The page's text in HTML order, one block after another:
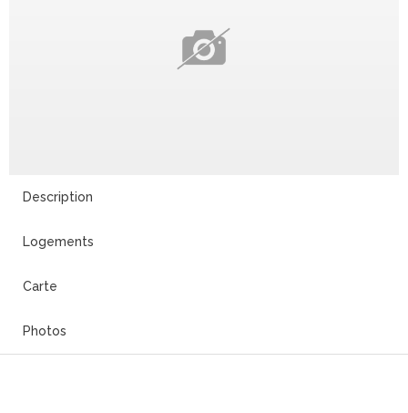
Description
Logements
Carte
Photos